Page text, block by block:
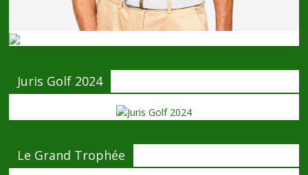
Juris Golf 2024
Le Grand Trophée